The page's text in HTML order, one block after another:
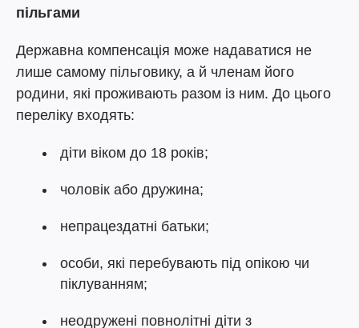
пільгами
Державна компенсація може надаватися не
лише самому пільговику, а й членам його
родини, які проживають разом із ним. До цього
переліку входять:
діти віком до 18 років;
чоловік або дружина;
непрацездатні батьки;
особи, які перебувають під опікою чи
піклуванням;
неодружені повнолітні діти з